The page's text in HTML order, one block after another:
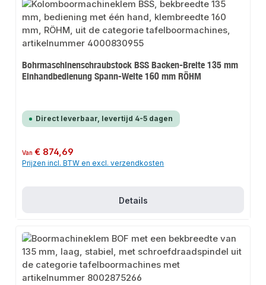
Bohrmaschinenschraubstock BSS Backen-Breite 135 mm
Einhandbedienung Spann-Weite 160 mm RÖHM
Direct leverbaar, levertijd 4-5 dagen
Normale prijs:
Van€ 874,69
Prijzen incl. BTW en excl. verzendkosten
Details